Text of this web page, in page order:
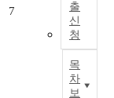
출
신
청
목
차
보
7